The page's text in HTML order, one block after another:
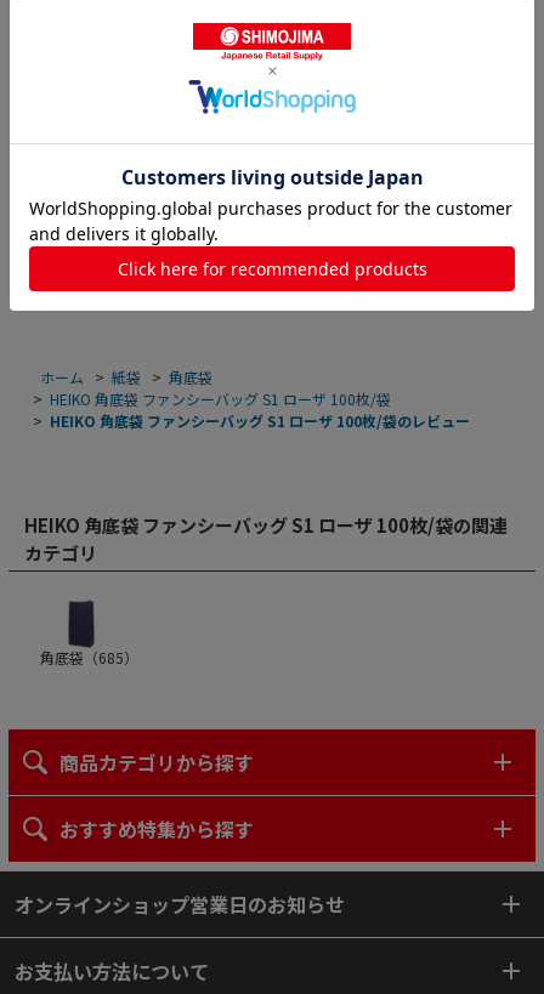
季節を選ばず使える袋です。
きれいな花柄なので、どんなものを入れても違和感がなく汎用
ホーム > 紙袋 > 角底袋
> HEIKO 角底袋 ファンシーバッグ S1 ローザ 100枚/袋
> HEIKO 角底袋 ファンシーバッグ S1 ローザ 100枚/袋のレビュー
HEIKO 角底袋 ファンシーバッグ S1 ローザ 100枚/袋の関連
カテゴリ
角底袋（685）
商品カテゴリから探す
おすすめ特集から探す
オンラインショップ営業日のお知らせ
お支払い方法について